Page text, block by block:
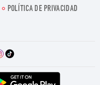
POLÍTICA DE PRIVACIDAD